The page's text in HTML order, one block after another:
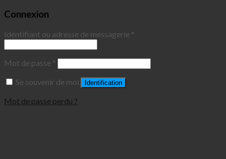
Connexion
Identifiant ou adresse de messagerie *
Mot de passe *
Se souvenir de moi
Identification
Mot de passe perdu ?